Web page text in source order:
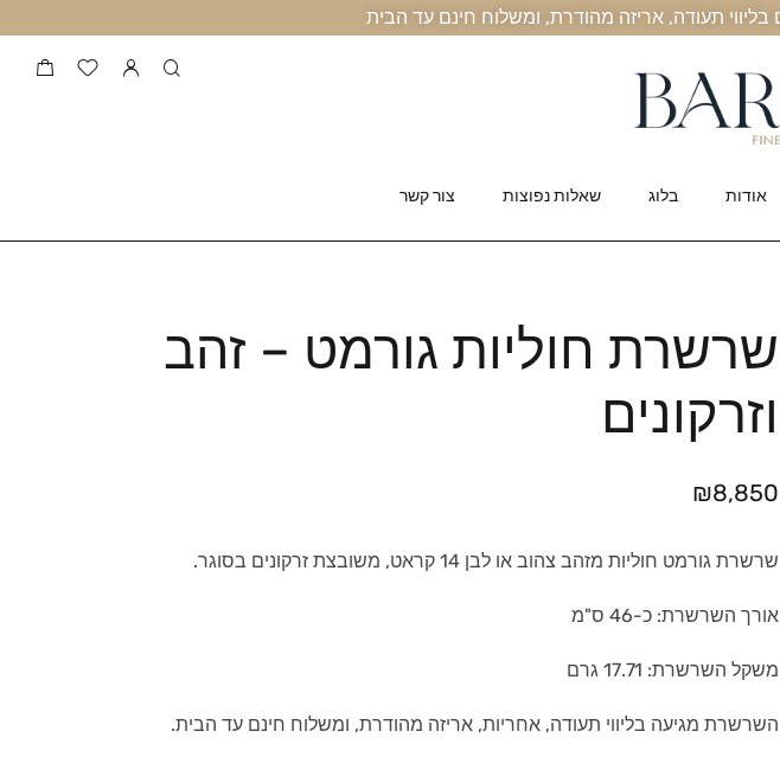
אודות בלוג שאלות נפוצות צור קשר
שרשרת חוליות גורמט – זהב
וזרקונים
₪8,850
שרשרת גורמט חוליות מזהב צהוב או לבן 14 קראט, משובצת זרקונים בסוגר.
אורך השרשרת: כ-46 ס"מ
משקל השרשרת: 17.71 גרם
השרשרת מגיעה בליווי תעודה, אחריות, אריזה מהודרת, ומשלוח חינם עד הבית.